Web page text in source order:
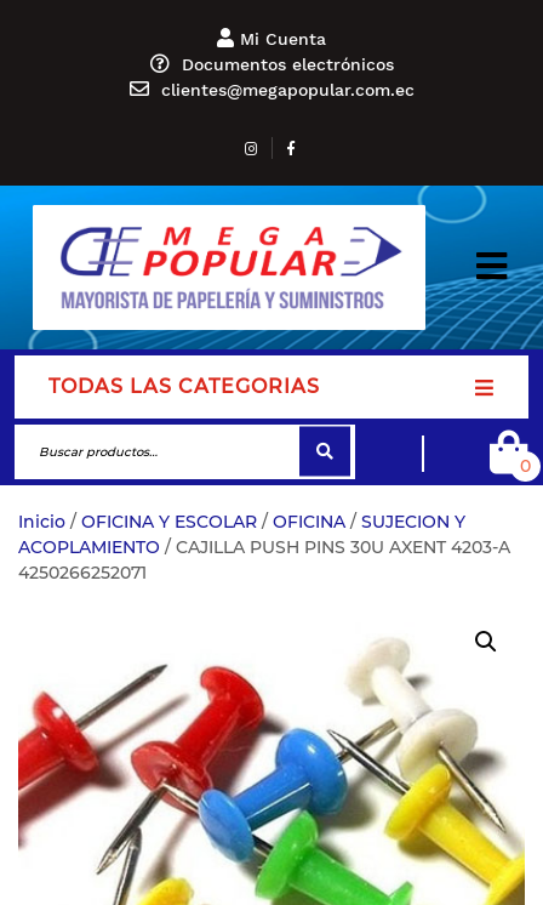
Mi Cuenta
Documentos electrónicos
clientes@megapopular.com.ec
TODAS LAS CATEGORIAS
0
Inicio / OFICINA Y ESCOLAR / OFICINA / SUJECION Y
ACOPLAMIENTO / CAJILLA PUSH PINS 30U AXENT 4203-A
4250266252071